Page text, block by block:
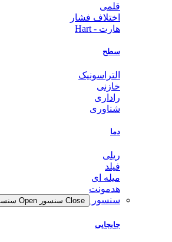
قلمی
اختلاف فشار
هارت - Hart
سطح
التراسونیک
خازنی
راداری
شناوری
دما
ریلی
فیلد
میله ای
هدمونت
سنسور
Close سنسور Open سنسور
جابجایی